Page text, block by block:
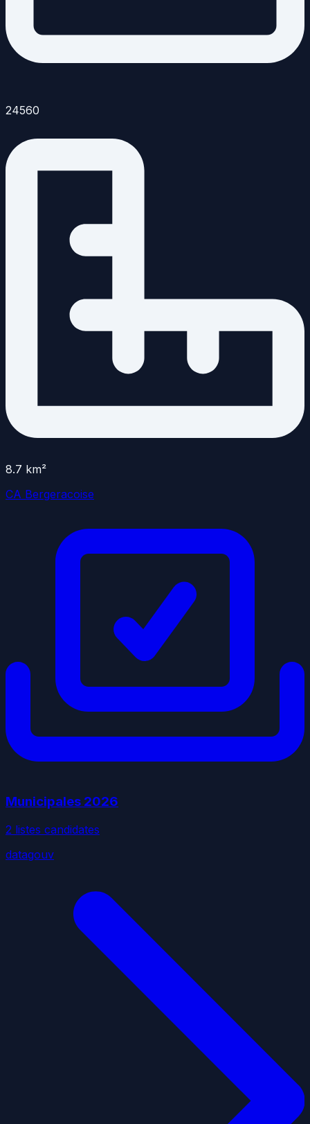
24560
8.7 km²
CA Bergeracoise
Municipales 2026
2 listes candidates
datagouv